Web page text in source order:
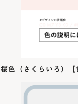
桜色（さくらいろ）